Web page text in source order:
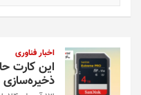
اخبار فناوری
ذخیره‌سازی